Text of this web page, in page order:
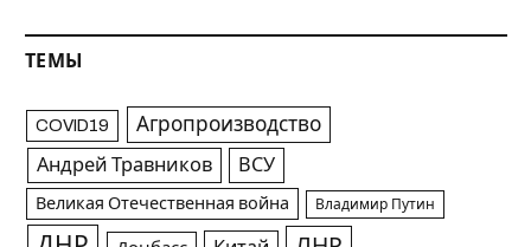
ТЕМЫ
COVID19 Агропроизводство
Андрей Травников ВСУ
Великая Отечественная война Владимир Путин